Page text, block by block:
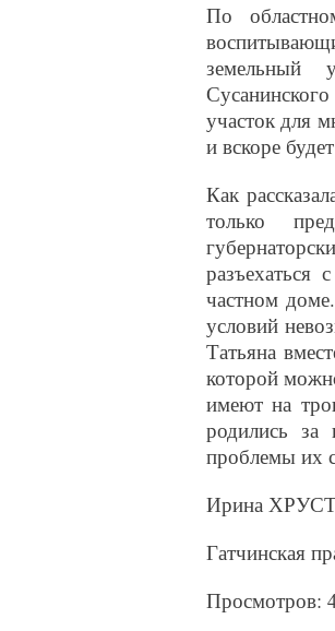
По
земельный
участок для
и вскоре
Как
только
частном
условий
Татьяна
которой
имеют на
родились
проблемы их
Ирина
Гатчинская
Просмотров: